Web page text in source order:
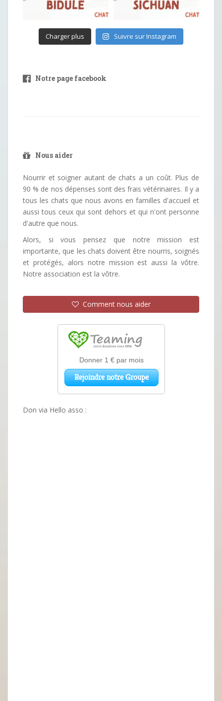
Charger plus Suivre sur Instagram
Notre page facebook
Nous aider
Nourrir et soigner autant de chats a un coût. Plus de
90 % de nos dépenses sont des frais vétérinaires. Il y a
tous les chats que nous avons en familles d'accueil et
aussi tous ceux qui sont dehors et qui n'ont personne
d'autre que nous.
Alors, si vous pensez que notre mission est
importante, que les chats doivent être nourris, soignés
et protégés, alors notre mission est aussi la vôtre.
Notre association est la vôtre.
Comment nous aider
Don via Hello asso :